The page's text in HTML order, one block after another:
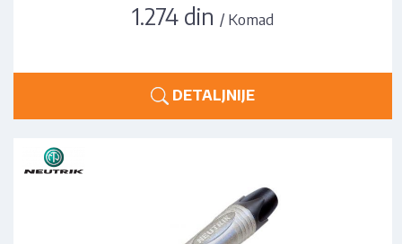
1.274 din / Komad
DETALJNIJE